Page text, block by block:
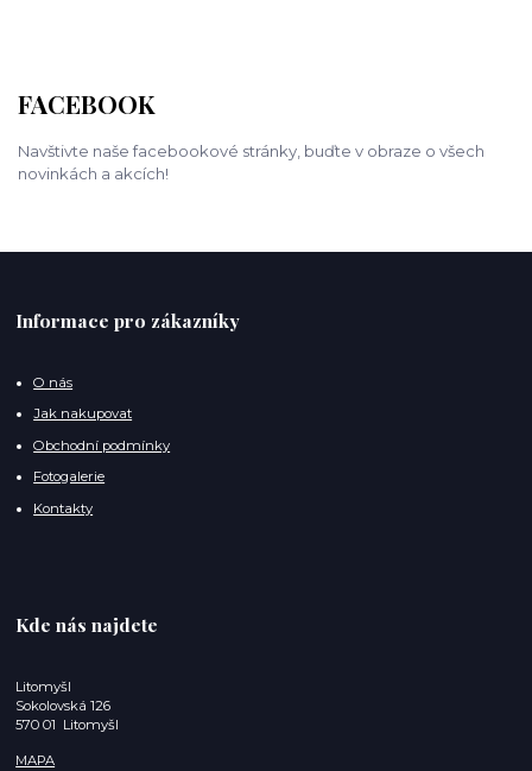
FACEBOOK
Navštivte naše facebookové stránky, buďte v obraze o všech
novinkách a akcích!
Informace pro zákazníky
O nás
Jak nakupovat
Obchodní podmínky
Fotogalerie
Kontakty
Kde nás najdete
Litomyšl
Sokolovská 126
570 01 Litomyšl
MAPA